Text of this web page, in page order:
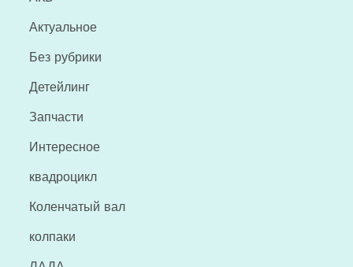
Актуальное
Без рубрики
Детейлинг
Запчасти
Интересное
квадроцикл
Коленчатый вал
колпаки